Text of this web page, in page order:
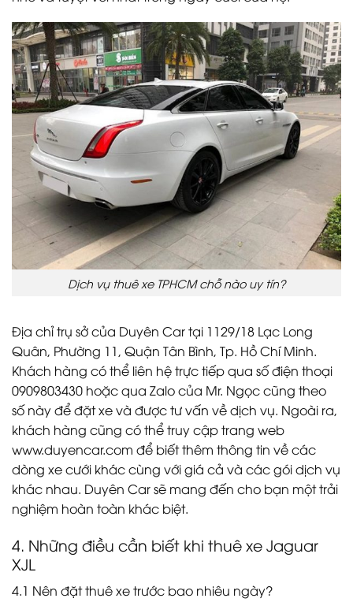
Dịch vụ thuê xe TPHCM chỗ nào uy tín?
Địa chỉ trụ sở của Duyên Car tại 1129/18 Lạc Long
Quân, Phường 11, Quận Tân Bình, Tp. Hồ Chí Minh.
Khách hàng có thể liên hệ trực tiếp qua số điện thoại
0909803430 hoặc qua Zalo của Mr. Ngọc cũng theo
số này để đặt xe và được tư vấn về dịch vụ. Ngoài ra,
khách hàng cũng có thể truy cập trang web
www.duyencar.com để biết thêm thông tin về các
dòng xe cưới khác cùng với giá cả và các gói dịch vụ
khác nhau. Duyên Car sẽ mang đến cho bạn một trải
nghiệm hoàn toàn khác biệt.
4. Những điều cần biết khi thuê xe Jaguar
XJL
4.1 Nên đặt thuê xe trước bao nhiêu ngày?